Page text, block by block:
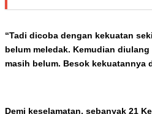
“Tadi dicoba dengan kekuatan
belum meledak. Kemudian
masih belum. Besok kekuatannya
Demi keselamatan, sebanyak 21